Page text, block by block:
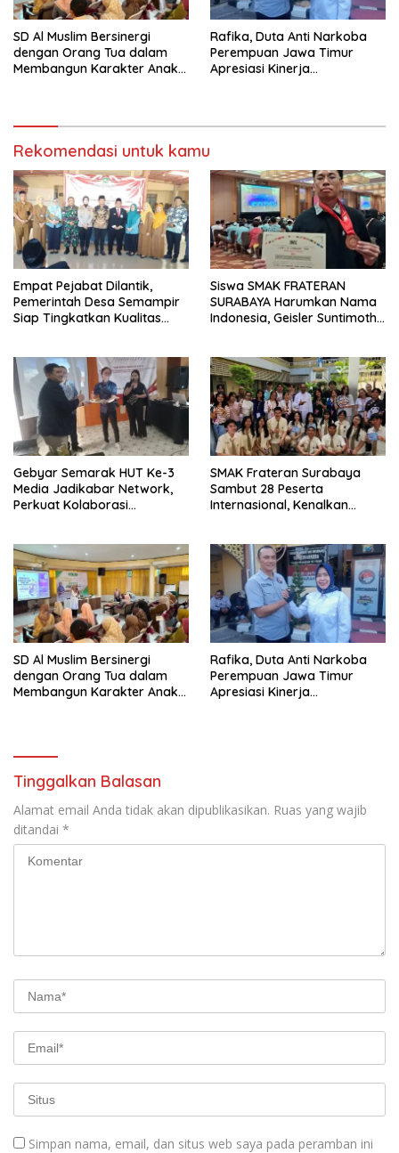
SD Al Muslim Bersinergi
dengan Orang Tua dalam
Membangun Karakter Anak
Rafika, Duta Anti Narkoba
Perempuan Jawa Timur
Apresiasi Kinerja
Rekomendasi untuk kamu
Empat Pejabat Dilantik,
Pemerintah Desa Semampir
Siap Tingkatkan Kualitas
Siswa SMAK FRATERAN
SURABAYA Harumkan Nama
Indonesia, Geisler Suntimothy
Gebyar Semarak HUT Ke-3
Media Jadikabar Network,
Perkuat Kolaborasi
Pariwisata Kota Malang
SMAK Frateran Surabaya
Sambut 28 Peserta
Internasional, Kenalkan
SD Al Muslim Bersinergi
dengan Orang Tua dalam
Membangun Karakter Anak
Rafika, Duta Anti Narkoba
Perempuan Jawa Timur
Apresiasi Kinerja
Tinggalkan Balasan
Alamat email Anda tidak akan dipublikasikan. Ruas yang wajib
ditandai *
Simpan nama, email, dan situs web saya pada peramban ini